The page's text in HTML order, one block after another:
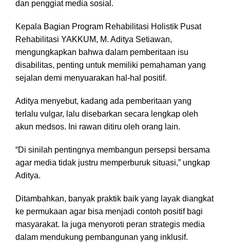
dan penggiat media sosial.
Kepala Bagian Program Rehabilitasi Holistik Pusat
Rehabilitasi YAKKUM, M. Aditya Setiawan,
mengungkapkan bahwa dalam pemberitaan isu
disabilitas, penting untuk memiliki pemahaman yang
sejalan demi menyuarakan hal-hal positif.
Aditya menyebut, kadang ada pemberitaan yang
terlalu vulgar, lalu disebarkan secara lengkap oleh
akun medsos. Ini rawan ditiru oleh orang lain.
“Di sinilah pentingnya membangun persepsi bersama
agar media tidak justru memperburuk situasi,” ungkap
Aditya.
Ditambahkan, banyak praktik baik yang layak diangkat
ke permukaan agar bisa menjadi contoh positif bagi
masyarakat. Ia juga menyoroti peran strategis media
dalam mendukung pembangunan yang inklusif.